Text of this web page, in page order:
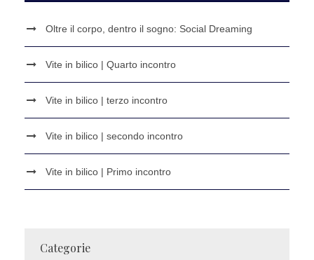
Oltre il corpo, dentro il sogno: Social Dreaming
Vite in bilico | Quarto incontro
Vite in bilico | terzo incontro
Vite in bilico | secondo incontro
Vite in bilico | Primo incontro
Categorie